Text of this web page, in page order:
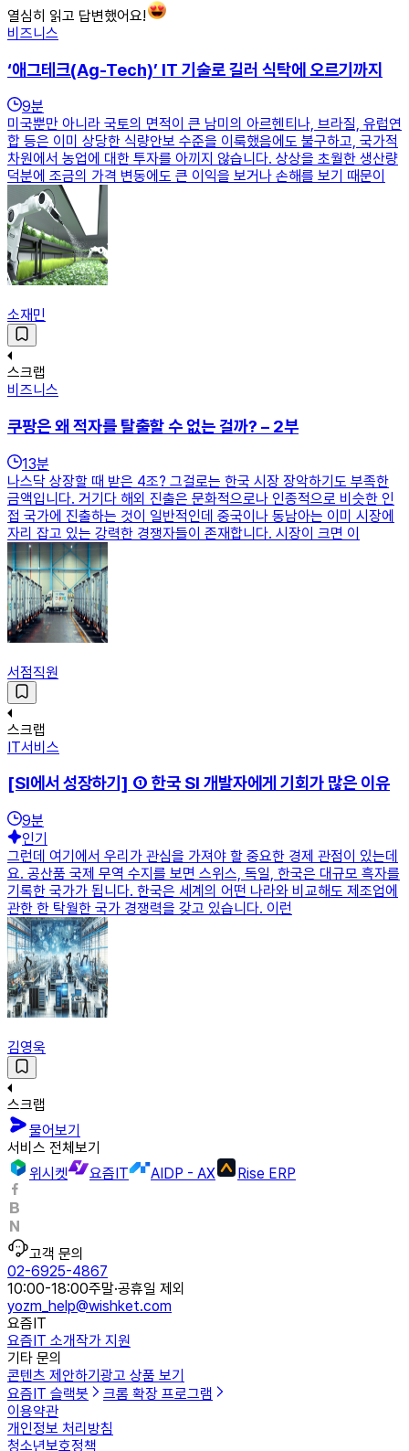
열심히 읽고 답변했어요!
비즈니스
‘애그테크(Ag-Tech)’ IT 기술로 길러 식탁에 오르기까지
9분
미국뿐만 아니라 국토의 면적이 큰 남미의 아르헨티나, 브라질, 유럽연
합 등은 이미 상당한 식량안보 수준을 이룩했음에도 불구하고, 국가적
차원에서 농업에 대한 투자를 아끼지 않습니다. 상상을 초월한 생산량
덕분에 조금의 가격 변동에도 큰 이익을 보거나 손해를 보기 때문이
소재민
스크랩
비즈니스
쿠팡은 왜 적자를 탈출할 수 없는 걸까? – 2부
13분
나스닥 상장할 때 받은 4조? 그걸로는 한국 시장 장악하기도 부족한
금액입니다. 거기다 해외 진출은 문화적으로나 인종적으로 비슷한 인
접 국가에 진출하는 것이 일반적인데 중국이나 동남아는 이미 시장에
자리 잡고 있는 강력한 경쟁자들이 존재합니다. 시장이 크면 이
서점직원
스크랩
IT서비스
[SI에서 성장하기] ① 한국 SI 개발자에게 기회가 많은 이유
9분
인기
그런데 여기에서 우리가 관심을 가져야 할 중요한 경제 관점이 있는데
요. 공산품 국제 무역 수지를 보면 스위스, 독일, 한국은 대규모 흑자를
기록한 국가가 됩니다. 한국은 세계의 어떤 나라와 비교해도 제조업에
관한 한 탁월한 국가 경쟁력을 갖고 있습니다. 이런
김영욱
스크랩
물어보기
서비스 전체보기
위시켓
요즘IT AIDP - AX Rise ERP
고객 문의
02-6925-4867
10:00-18:00주말·공휴일 제외
yozm_help@wishket.com
요즘IT
요즘IT 소개작가 지원
기타 문의
콘텐츠 제안하기 광고 상품 보기
요즘IT 슬랙봇
크롬 확장 프로그램
이용약관
개인정보 처리방침
청소년보호정책